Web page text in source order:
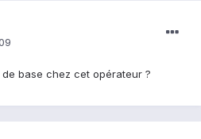
base chez cet opérateur ?